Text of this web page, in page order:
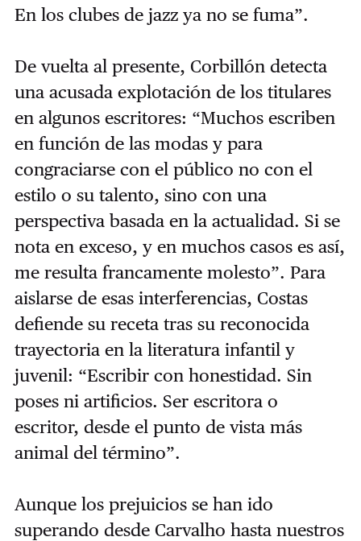
En los clubes de jazz ya no se fuma”.
De vuelta al presente, Corbillón detecta
una acusada explotación de los titulares
en algunos escritores: “Muchos escriben
en función de las modas y para
congraciarse con el público no con el
estilo o su talento, sino con una
perspectiva basada en la actualidad. Si se
nota en exceso, y en muchos casos es así,
me resulta francamente molesto”. Para
aislarse de esas interferencias, Costas
defiende su receta tras su reconocida
trayectoria en la literatura infantil y
juvenil: “Escribir con honestidad. Sin
poses ni artificios. Ser escritora o
escritor, desde el punto de vista más
animal del término”.
Aunque los prejuicios se han ido
superando desde Carvalho hasta nuestros